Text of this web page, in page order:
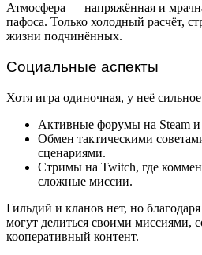
Атмосфера — напряжённая и
пафоса. Только холодный расчёт,
жизни подчинённых.
Социальные аспекты
Хотя игра одиночная, у неё сильное
Активные форумы на Steam и
Обмен тактическими
сценариями.
Стримы на Twitch, где
сложные миссии.
Гильдий и кланов нет, но благодаря
могут делиться своими миссиями,
кооперативный контент.